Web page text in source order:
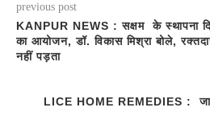
previous post
KANPUR NEWS : सक्षम के स्थापना
का आयोजन, डॉ. विकास मिश्रा बोले,
नहीं पड़ता
LICE HOME REMEDIES :